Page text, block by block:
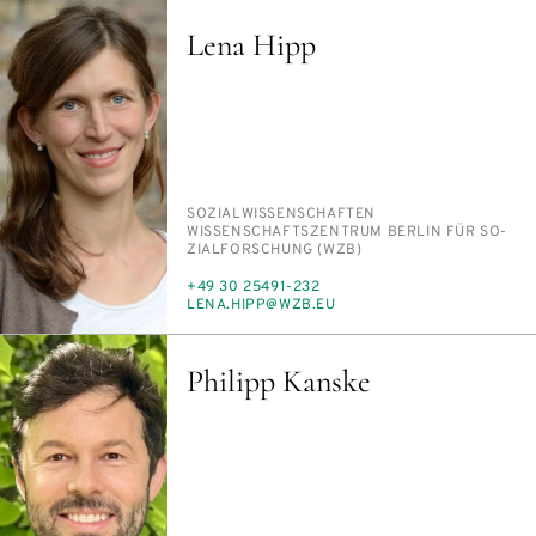
Lena Hipp
PERSON_RESEARCH_SUBJECT
SO­ZI­AL­WIS­SEN­SCHAF­TEN
INSTITUTION
WIS­SEN­SCHAFTS­ZEN­TRUM BER­LIN FÜR SO­
ZI­AL­FOR­SCHUNG (WZB)
TELEFON
+49 30 25491-232
E-
LE­NA.HIPP@WZB.EU
Philipp Kanske